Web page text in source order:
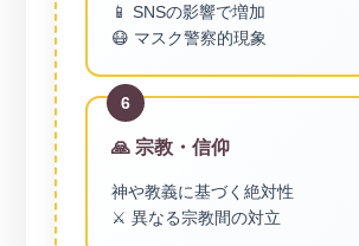
📱 SNSの影響で増加
😷 マスク警察的現象
6
🙏 宗教・信仰
神や教義に基づく絶対性
⚔️ 異なる宗教間の対立